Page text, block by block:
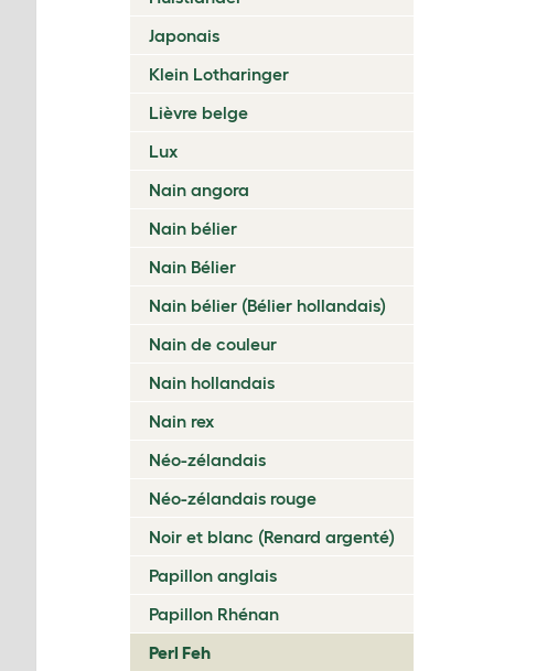
Japonais
Klein Lotharinger
Lièvre belge
Lux
Nain angora
Nain bélier
Nain Bélier
Nain bélier (Bélier hollandais)
Nain de couleur
Nain hollandais
Nain rex
Néo-zélandais
Néo-zélandais rouge
Noir et blanc (Renard argenté)
Papillon anglais
Papillon Rhénan
Perl Feh